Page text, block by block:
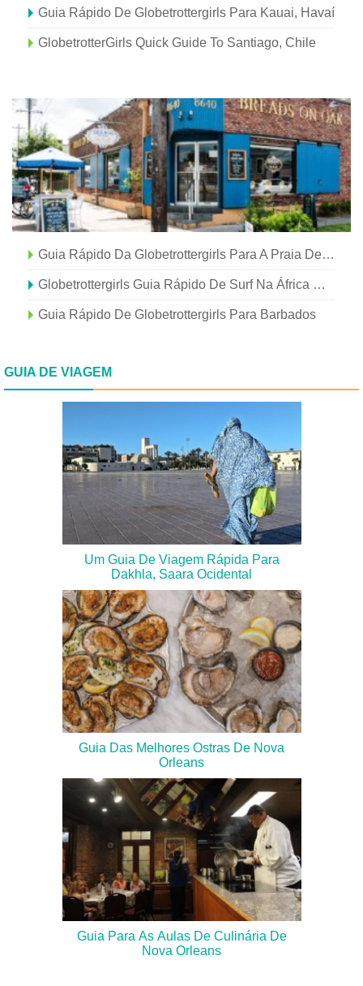
Guia Rápido De Globetrottergirls Para Kauai, Havaí
GlobetrotterGirls Quick Guide To Santiago, Chile
Guia Rápido Da Globetrottergirls Para A Praia De Sámara, Costa Rica
Globetrottergirls Guia Rápido De Surf Na África Do Sul
Guia Rápido De Globetrottergirls Para Barbados
GUIA DE VIAGEM
Um Guia De Viagem Rápida Para
Dakhla, Saara Ocidental
Guia Das Melhores Ostras De Nova
Orleans
Guia Para As Aulas De Culinária De
Nova Orleans